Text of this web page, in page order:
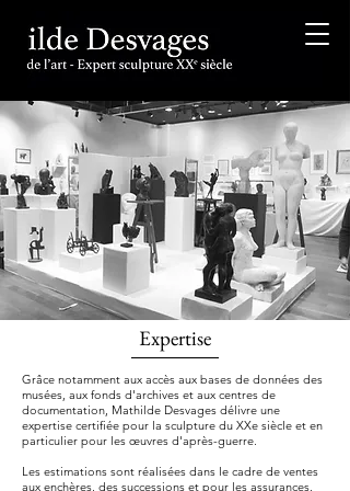
Expertise
Grâce notamment aux accès aux bases de données des
musées, aux fonds d'archives et aux centres de
documentation, Mathilde Desvages délivre une
expertise certifiée pour la sculpture du XXe siècle et en
particulier pour les œuvres d'après-guerre.
Les estimations sont réalisées dans le cadre de ventes
aux enchères, des successions et pour les assurances.